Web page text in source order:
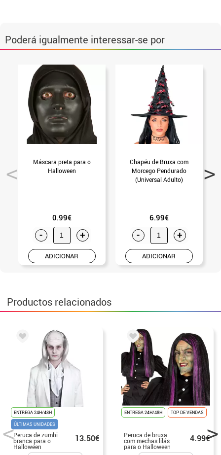
Poderá igualmente interessar-se por
Máscara preta para o
Halloween
0.99€
- +
ADICIONAR
Chapéu de Bruxa com
Morcego Pendurado
(Universal Adulto)
6.99€
- +
ADICIONAR
Productos relacionados
ENTREGA 24H/48H
ÚLTIMAS UNIDADES
Peruca de zumbi
branca para o
Halloween
13.50€
ENTREGA 24H/48H TOP DE VENDAS
Peruca de bruxa
com mechas lilás
para o Halloween
4.99€